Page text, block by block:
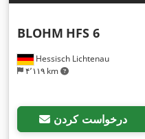
Hessisch Lichtenau
۴٬۱۱۹ km
BLOHM HFS 6
درخواست کردن